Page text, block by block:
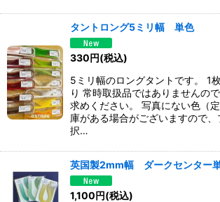
タントロング5ミリ幅 単色
330円(税込)
5ミリ幅のロングタントです。 1
り 常時取扱品ではありませんの
求めください。 写真にない色（
庫がある場合がございますので
択…
英国製2mm幅 ダークセンター
1,100円(税込)